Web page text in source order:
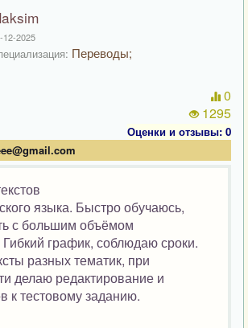
12-2025
Переводы;
0
1295
Оценки и отзывы: 0
языка. Быстро обучаюсь,
с большим объёмом
график, соблюдаю сроки.
разных тематик, при
делаю редактирование и
к тестовому заданию.